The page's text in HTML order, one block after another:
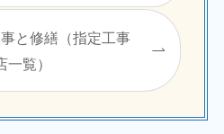
と修繕（指定工事
一覧）